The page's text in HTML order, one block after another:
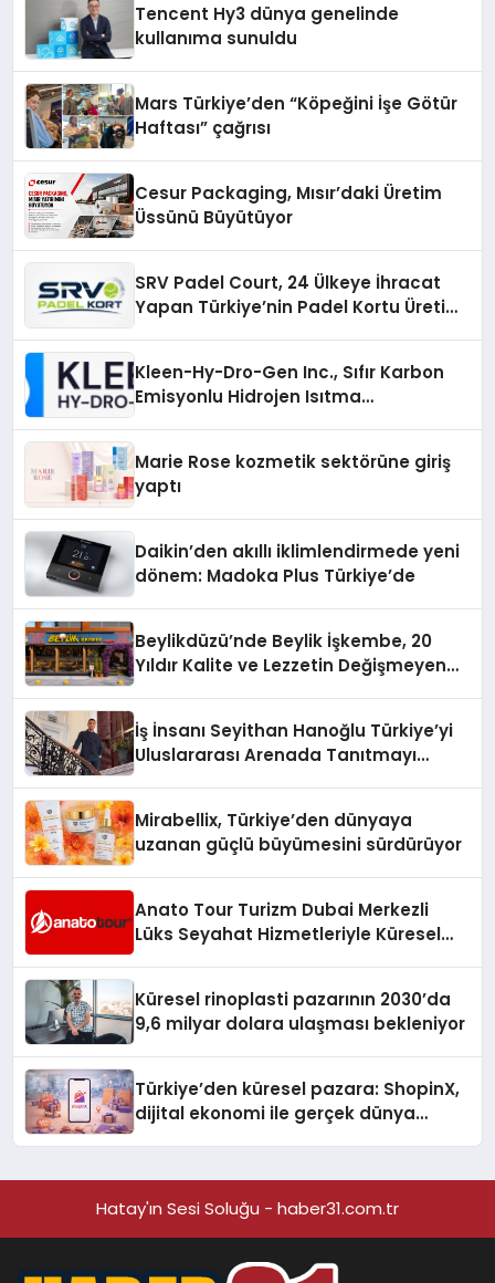
Tencent Hy3 dünya genelinde
kullanıma sunuldu
Mars Türkiye’den “Köpeğini İşe Götür
Haftası” çağrısı
Cesur Packaging, Mısır’daki Üretim
Üssünü Büyütüyor
SRV Padel Court, 24 Ülkeye İhracat
Yapan Türkiye’nin Padel Kortu Üretim
Kleen-Hy-Dro-Gen Inc., Sıfır Karbon
Emisyonlu Hidrojen Isıtma
Marie Rose kozmetik sektörüne giriş
yaptı
Daikin’den akıllı iklimlendirmede yeni
dönem: Madoka Plus Türkiye’de
Beylikdüzü’nde Beylik İşkembe, 20
Yıldır Kalite ve Lezzetin Değişmeyen
İş İnsanı Seyithan Hanoğlu Türkiye’yi
Uluslararası Arenada Tanıtmayı
Mirabellix, Türkiye’den dünyaya
uzanan güçlü büyümesini sürdürüyor
Anato Tour Turizm Dubai Merkezli
Lüks Seyahat Hizmetleriyle Küresel
Küresel rinoplasti pazarının 2030’da
9,6 milyar dolara ulaşması bekleniyor
Türkiye’den küresel pazara: ShopinX,
dijital ekonomi ile gerçek dünya
Hatay'ın Sesi Soluğu - haber31.com.tr